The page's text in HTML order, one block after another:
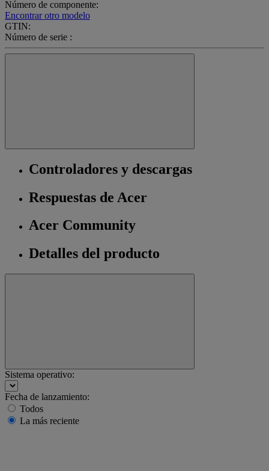
Número de componente:
Encontrar otro modelo
GTIN:
Número de serie :
Controladores y descargas
Respuestas de Acer
Acer Community
Detalles del producto
Sistema operativo:
Fecha de lanzamiento:
Todos
La más reciente